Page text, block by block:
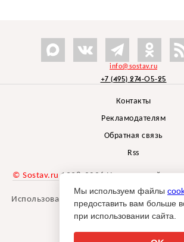
info@sostav.ru
+7 (495) 274-05-25
Контакты
Рекламодателям
Обратная связь
Rss
© Sostav.ru 1998-2026 Независимый
агентства Depot
Использование материалов Sostav.ru
указании источника.
Мы используем файлы
предоставить вам больше
при использовании сайта.